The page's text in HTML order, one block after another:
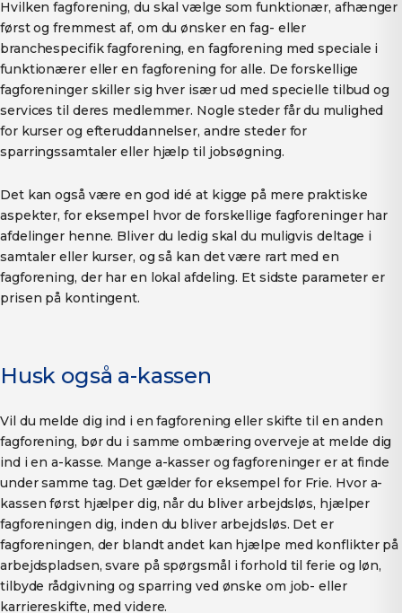
Hvilken fagforening, du skal vælge som funktionær, afhænger
først og fremmest af, om du ønsker en fag- eller
branchespecifik fagforening, en fagforening med speciale i
funktionærer eller en fagforening for alle. De forskellige
fagforeninger skiller sig hver især ud med specielle tilbud og
services til deres medlemmer. Nogle steder får du mulighed
for kurser og efteruddannelser, andre steder for
sparringssamtaler eller hjælp til jobsøgning.
Det kan også være en god idé at kigge på mere praktiske
aspekter, for eksempel hvor de forskellige fagforeninger har
afdelinger henne. Bliver du ledig skal du muligvis deltage i
samtaler eller kurser, og så kan det være rart med en
fagforening, der har en lokal afdeling. Et sidste parameter er
prisen på kontingent.
Husk også a-kassen
Vil du melde dig ind i en fagforening eller skifte til en anden
fagforening, bør du i samme ombæring overveje at melde dig
ind i en a-kasse. Mange a-kasser og fagforeninger er at finde
under samme tag. Det gælder for eksempel for Frie. Hvor a-
kassen først hjælper dig, når du bliver arbejdsløs, hjælper
fagforeningen dig, inden du bliver arbejdsløs. Det er
fagforeningen, der blandt andet kan hjælpe med konflikter på
arbejdspladsen, svare på spørgsmål i forhold til ferie og løn,
tilbyde rådgivning og sparring ved ønske om job- eller
karriereskifte, med videre.